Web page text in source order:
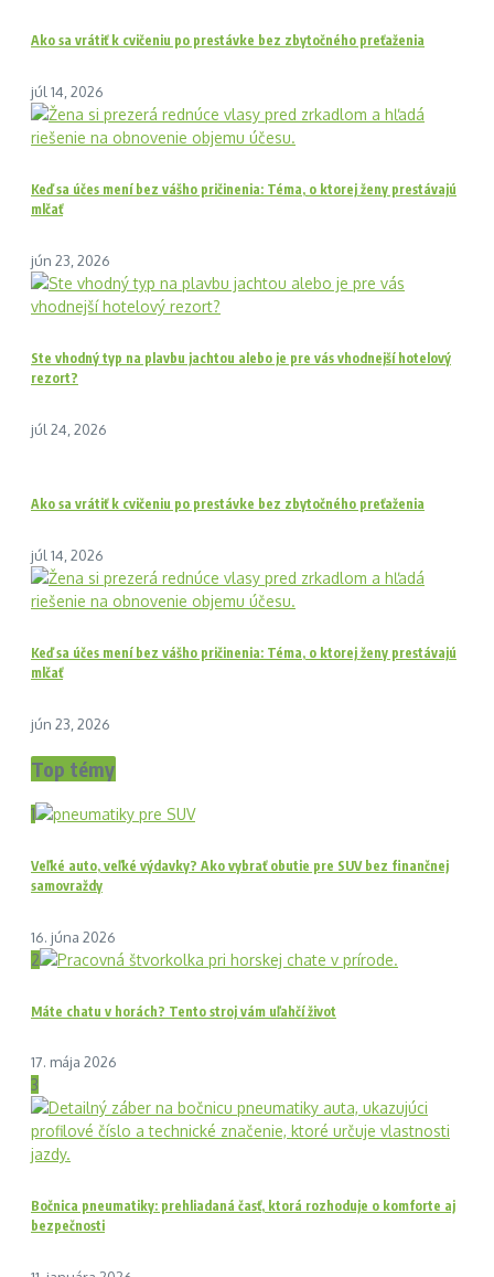
Ako sa vrátiť k cvičeniu po prestávke bez zbytočného preťaženia
júl 14, 2026
Keď sa účes mení bez vášho pričinenia: Téma, o ktorej ženy prestávajú
mlčať
jún 23, 2026
Ste vhodný typ na plavbu jachtou alebo je pre vás vhodnejší hotelový
rezort?
júl 24, 2026
Ako sa vrátiť k cvičeniu po prestávke bez zbytočného preťaženia
júl 14, 2026
Keď sa účes mení bez vášho pričinenia: Téma, o ktorej ženy prestávajú
mlčať
jún 23, 2026
Top témy
1
Veľké auto, veľké výdavky? Ako vybrať obutie pre SUV bez finančnej
samovraždy
16. júna 2026
2
Máte chatu v horách? Tento stroj vám uľahčí život
17. mája 2026
3
Bočnica pneumatiky: prehliadaná časť, ktorá rozhoduje o komforte aj
bezpečnosti